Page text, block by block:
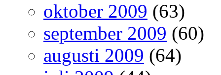
oktober 2009 (63)
september 2009 (60)
augusti 2009 (64)